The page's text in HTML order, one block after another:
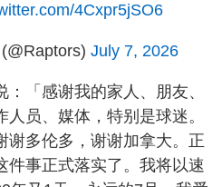
4Cxpr5jSO6
July 7, 2026
「感谢我的家人、朋友、
员、媒体，特别是球迷。
谢多伦多，谢谢加拿大。正
件事正式落实了。我将以速